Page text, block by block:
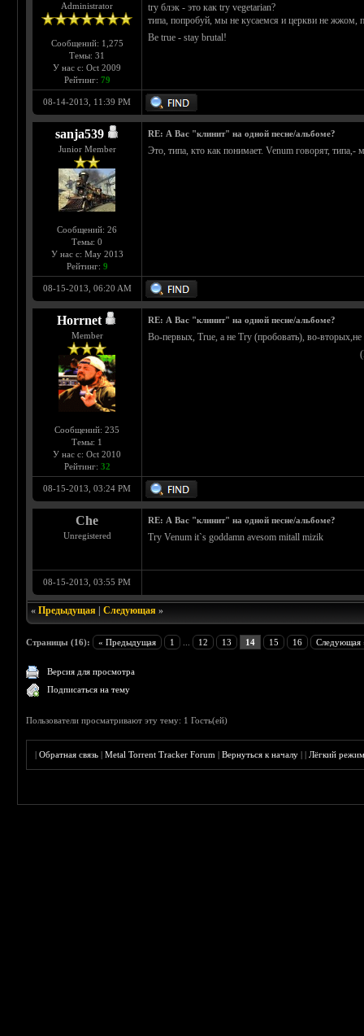
Administrator
Сообщений: 1,275
Темы: 31
У нас с: Oct 2009
Рейтинг: 79
try блэк - это как try vegetarian?
типа, попробуй, мы не кусаемся и церкви не жжом,
Be true - stay brutal!
08-14-2013, 11:39 PM
sanja539
Junior Member
Сообщений: 26
Темы: 0
У нас с: May 2013
Рейтинг: 9
RE: А Вас "клинит" на одной песне/альбоме?
Это, типа, кто как понимает. Venum говорят, типа,-
08-15-2013, 06:20 AM
Horrnet
Member
Сообщений: 235
Темы: 1
У нас с: Oct 2010
Рейтинг: 32
RE: А Вас "клинит" на одной песне/альбоме?
Во-первых, True, а не Try (пробовать), во-вторых,не
08-15-2013, 03:24 PM
Che
Unregistered
RE: А Вас "клинит" на одной песне/альбоме?
Try Venum it`s goddamn avesom mitall mizik
08-15-2013, 03:55 PM
«Предыдущая |Следующая »
Страницы (16): « Предыдущая 1 12 13 14 15 16 Следующая
Версия для просмотра
Подписаться на тему
Пользователи просматривают эту тему: 1 Гость(ей)
|Обратная связь |Metal Torrent Tracker Forum |Вернуться к началу ||Лёгкий